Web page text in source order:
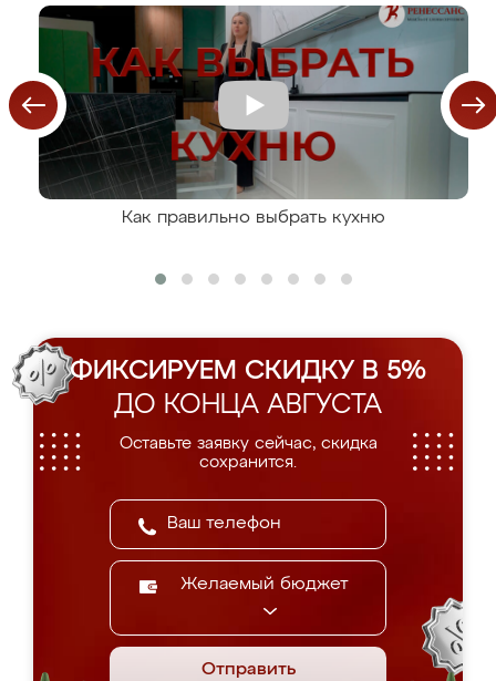
Как правильно выбрать кухню
ФИКСИРУЕМ СКИДКУ В 5%
ДО КОНЦА АВГУСТА
Оставьте заявку сейчас, скидка
сохранится.
Желаемый бюджет
Отправить